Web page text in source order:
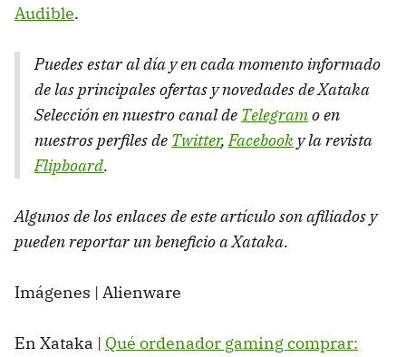
Audible.
Puedes estar al día y en cada momento informado
de las principales ofertas y novedades de Xataka
Selección en nuestro canal de Telegramo en
nuestros perfiles de Twitter,Facebook y la revista
Flipboard.
Algunos de los enlaces de este artículo son afiliados y
pueden reportar un beneficio a Xataka.
Imágenes | Alienware
En Xataka | Qué ordenador gaming comprar: